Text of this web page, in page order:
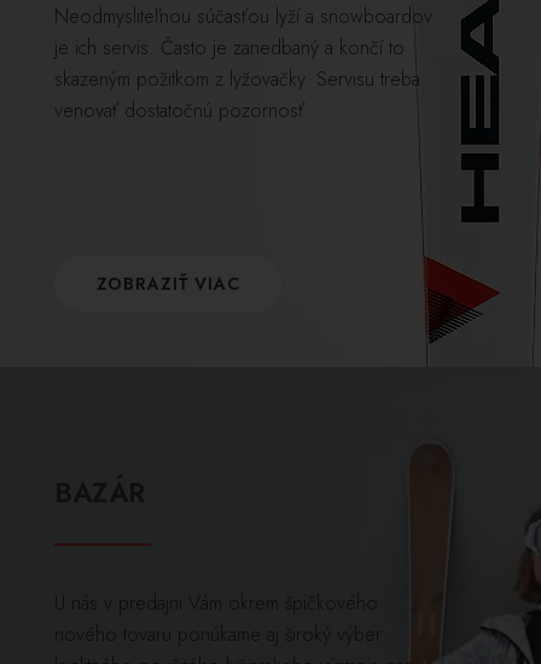
Neodmysliteľnou súčasťou lyží a snowboardov
je ich servis. Často je zanedbaný a končí to
skazeným požitkom z lyžovačky. Servisu treba
venovať dostatočnú pozornosť.
ZOBRAZIŤ VIAC
U nás v predajni Vám okrem špičkového
nového tovaru ponúkame aj široký výber